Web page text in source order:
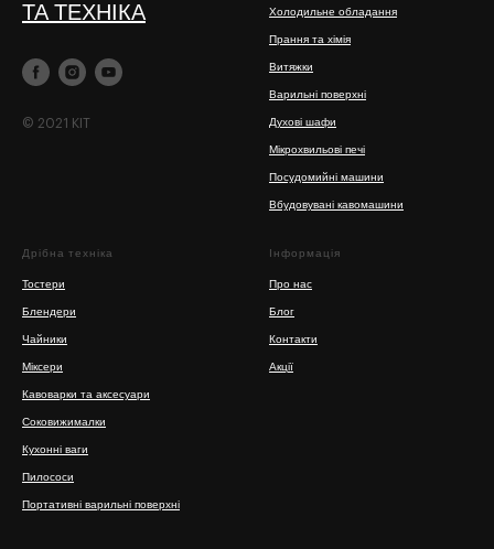
ТА ТЕХНІКА
© 2021 KIT
Холодильне обладання
Прання та хімія
Витяжки
Варильні поверхні
Духові шафи
Мікрохвильові печі
Посудомийні машини
Вбудовувані кавомашини
Дрібна техніка
Тостери
Блендери
Чайники
Міксери
Кавоварки та аксесуари
Соковижималки
Кухонні ваги
Пилососи
Портативні варильні поверхні
Інформація
Про нас
Блог
Контакти
Акції